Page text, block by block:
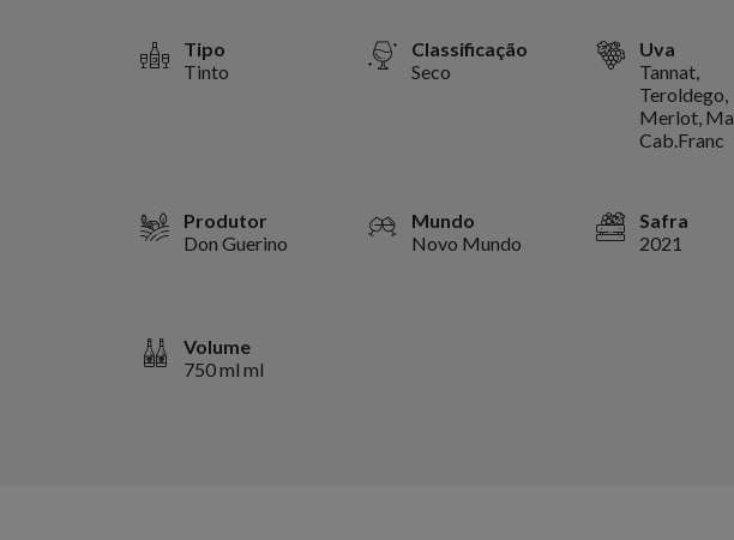
Tipo
Tinto
Classificação
Seco
Uva
Tannat,
Teroldego,
Merlot,
Cab.Franc
Produtor
Don Guerino
Mundo
Novo Mundo
Safra
2021
Volume
750 ml ml